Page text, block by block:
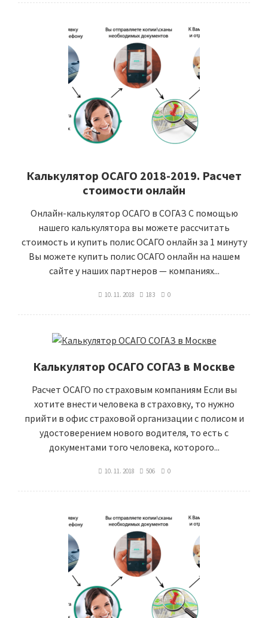
Калькулятор ОСАГО 2018-2019. Расчет
стоимости онлайн
Онлайн-калькулятор ОСАГО в СОГАЗ С помощью
нашего калькулятора вы можете рассчитать
стоимость и купить полис ОСАГО онлайн за 1 минуту
Вы можете купить полис ОСАГО онлайн на нашем
сайте у наших партнеров — компаниях...
10. 11. 2018 183 0
Калькулятор ОСАГО СОГАЗ в Москве
Расчет ОСАГО по страховым компаниям Если вы
хотите внести человека в страховку, то нужно
прийти в офис страховой организации с полисом и
удостоверением нового водителя, то есть с
документами того человека, которого...
10. 11. 2018 506 0